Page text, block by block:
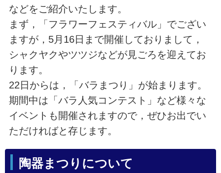
などをご紹介いたします。
まず，「フラワーフェスティバル」でござい
ますが，5月16日まで開催しておりまして，
シャクヤクやツツジなどが見ごろを迎えてお
ります。
22日からは，「バラまつり」が始まります。
期間中は「バラ人気コンテスト」など様々な
イベントも開催されますので，ぜひお出でい
ただければと存じます。
陶器まつりについて